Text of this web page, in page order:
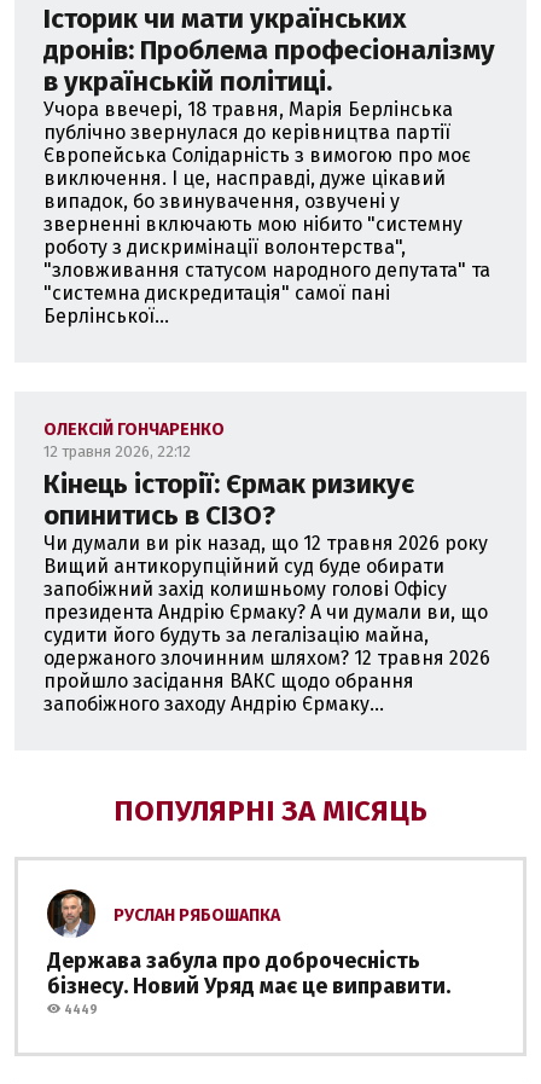
Історик чи мати українських
дронів: Проблема професіоналізму
в українській політиці.
Учора ввечері, 18 травня, Марія Берлінська
публічно звернулася до керівництва партії
Європейська Солідарність з вимогою про моє
виключення. І це, насправді, дуже цікавий
випадок, бо звинувачення, озвучені у
зверненні включають мою нібито "системну
роботу з дискримінації волонтерства",
"зловживання статусом народного депутата" та
"системна дискредитація" самої пані
Берлінської...
ОЛЕКСІЙ ГОНЧАРЕНКО
12 травня 2026, 22:12
Кінець історії: Єрмак ризикує
опинитись в СІЗО?
Чи думали ви рік назад, що 12 травня 2026 року
Вищий антикорупційний суд буде обирати
запобіжний захід колишньому голові Офісу
президента Андрію Єрмаку? А чи думали ви, що
судити його будуть за легалізацію майна,
одержаного злочинним шляхом? 12 травня 2026
пройшло засідання ВАКС щодо обрання
запобіжного заходу Андрію Єрмаку...
ПОПУЛЯРНІ ЗА МІСЯЦЬ
РУСЛАН РЯБОШАПКА
Держава забула про доброчесність
бізнесу. Новий Уряд має це виправити.
4449